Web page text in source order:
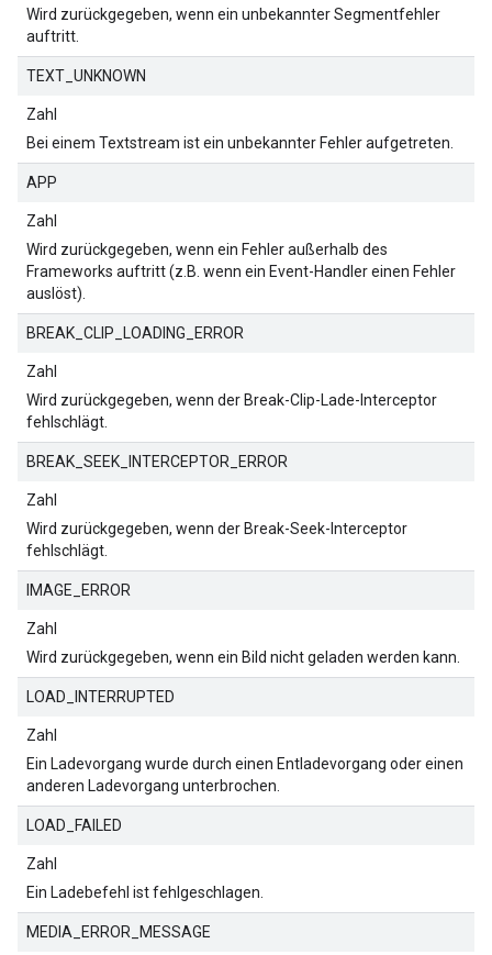
Wird zurückgegeben, wenn ein unbekannter Segmentfehler
auftritt.
TEXT_UNKNOWN
Zahl
Bei einem Textstream ist ein unbekannter Fehler aufgetreten.
APP
Zahl
Wird zurückgegeben, wenn ein Fehler außerhalb des
Frameworks auftritt (z.B. wenn ein Event-Handler einen Fehler
auslöst).
BREAK_CLIP_LOADING_ERROR
Zahl
Wird zurückgegeben, wenn der Break-Clip-Lade-Interceptor
fehlschlägt.
BREAK_SEEK_INTERCEPTOR_ERROR
Zahl
Wird zurückgegeben, wenn der Break-Seek-Interceptor
fehlschlägt.
IMAGE_ERROR
Zahl
Wird zurückgegeben, wenn ein Bild nicht geladen werden kann.
LOAD_INTERRUPTED
Zahl
Ein Ladevorgang wurde durch einen Entladevorgang oder einen
anderen Ladevorgang unterbrochen.
LOAD_FAILED
Zahl
Ein Ladebefehl ist fehlgeschlagen.
MEDIA_ERROR_MESSAGE